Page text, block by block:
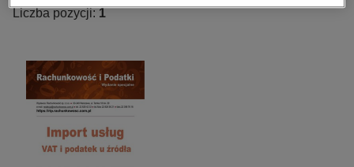
inne
popularno-naukowe
historia
zdrowie
Liczba pozycji:1